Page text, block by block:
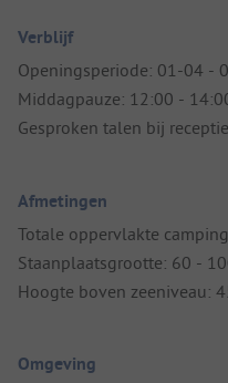
Verblijf
Openingsperiode: 01-04 -
Middagpauze: 12:00 -
Gesproken talen bij
Afmetingen
Totale oppervlakte
Staanplaatsgrootte: 60 -
Hoogte boven zeeniveau:
Omgeving